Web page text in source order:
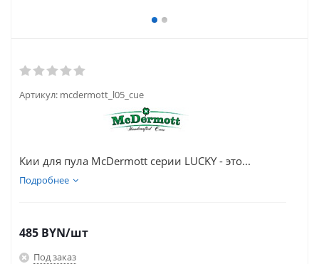
Артикул: mcdermott_l05_cue
Кии для пула McDermott серии LUCKY - это...
Подробнее
485 BYN/шт
Под заказ